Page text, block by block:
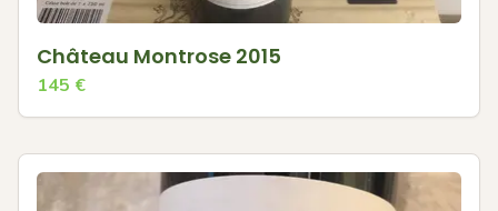
Château Montrose 2015
145 €